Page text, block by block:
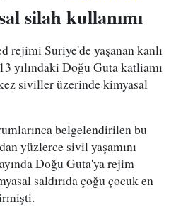
silah kullanımı
rejimi Suriye'de yaşanan kanlı
yılındaki Doğu Guta katliamı
siviller üzerinde kimyasal
belgelendirilen bu
yüzlerce sivil yaşamını
Doğu Guta'ya rejim
saldırıda çoğu çocuk en